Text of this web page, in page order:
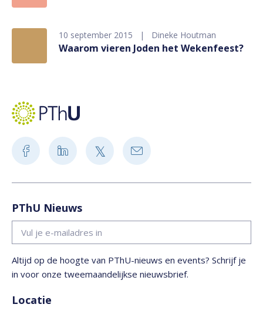
10 september 2015 Dineke Houtman
Waarom vieren Joden het Wekenfeest?
PThU Nieuws
Altijd op de hoogte van PThU-nieuws en events? Schrijf je
in voor onze tweemaandelijkse nieuwsbrief.
Locatie